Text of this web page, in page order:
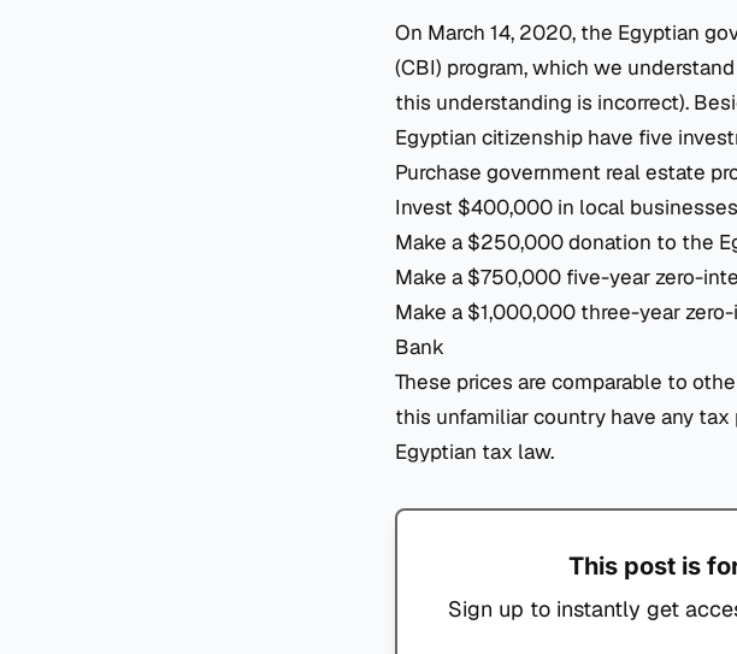
On March 14, 2020, the Egyptian
(CBI) program, which we
this understanding is incorrect).
Egyptian citizenship have five
Purchase government real estate
Invest $400,000 in local
Make a $250,000 donation to the
Make a $750,000 five-year zero-
Make a $1,000,000 three-year
Bank
These prices are comparable to
this unfamiliar country have any
Egyptian tax law.
This post is
Sign up to instantly get